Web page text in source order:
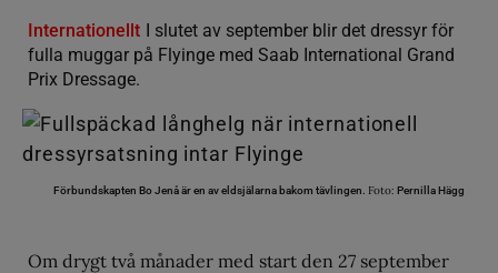
Internationellt I slutet av september blir det dressyr för
fulla muggar på Flyinge med Saab International Grand
Prix Dressage.
Förbundskapten Bo Jenå är en av eldsjälarna bakom tävlingen. Foto: Pernilla Hägg
Om drygt två månader med start den 27 september